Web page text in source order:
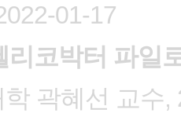
01-17
리코박터 파일
곽혜선 교수,